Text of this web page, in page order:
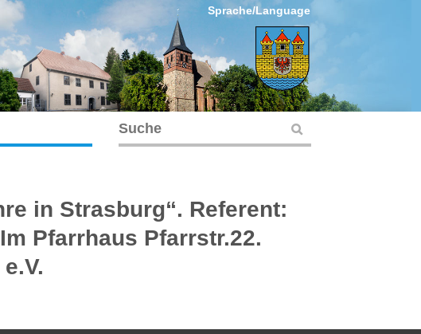
Sprache/Language
in Strasburg“. Referent:
Pfarrhaus Pfarrstr.22.